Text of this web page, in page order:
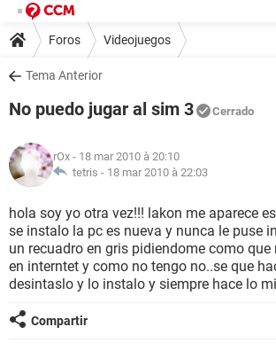
Foros Videojuegos
Tema Anterior
No puedo jugar al sim 3 Cerrado
rOx - 18 mar 2010 à 20:10
tetris - 18 mar 2010 à 22:03
hola soy yo otra vez!!! lakon me aparece
se instalo la pc es nueva y nunca le puse
un recuadro en gris pidiendome como que
en interntet y como no tengo no..se que
desintaslo y lo instalo y siempre hace lo
Compartir